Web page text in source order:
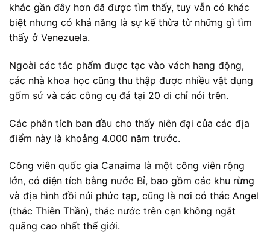
khác gần đây hơn đã được tìm thấy, tuy vẫn có khác
biệt nhưng có khả năng là sự kế thừa từ những gì tìm
thấy ở Venezuela.
Ngoài các tác phẩm được tạc vào vách hang động,
các nhà khoa học cũng thu thập được nhiều vật dụng
gốm sứ và các công cụ đá tại 20 di chỉ nói trên.
Các phân tích ban đầu cho thấy niên đại của các địa
điểm này là khoảng 4.000 năm trước.
Công viên quốc gia Canaima là một công viên rộng
lớn, có diện tích bằng nước Bỉ, bao gồm các khu rừng
và địa hình đồi núi phức tạp, cũng là nơi có thác Angel
(thác Thiên Thần), thác nước trên cạn không ngắt
quãng cao nhất thế giới.